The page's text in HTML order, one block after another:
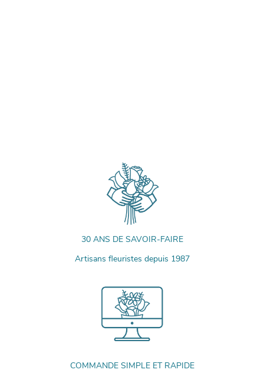
30 ANS DE SAVOIR-FAIRE
Artisans fleuristes depuis 1987
COMMANDE SIMPLE ET RAPIDE